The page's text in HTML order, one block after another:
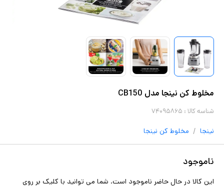
مخلوط کن نینجا مدل CB150
شناسه کالا : ۷۴۰۹۵۸۶۵
نینجا / مخلوط کن نینجا
ناموجود
این کالا در حال حاضر ناموجود است. شما می توانید با کلیک بر روی